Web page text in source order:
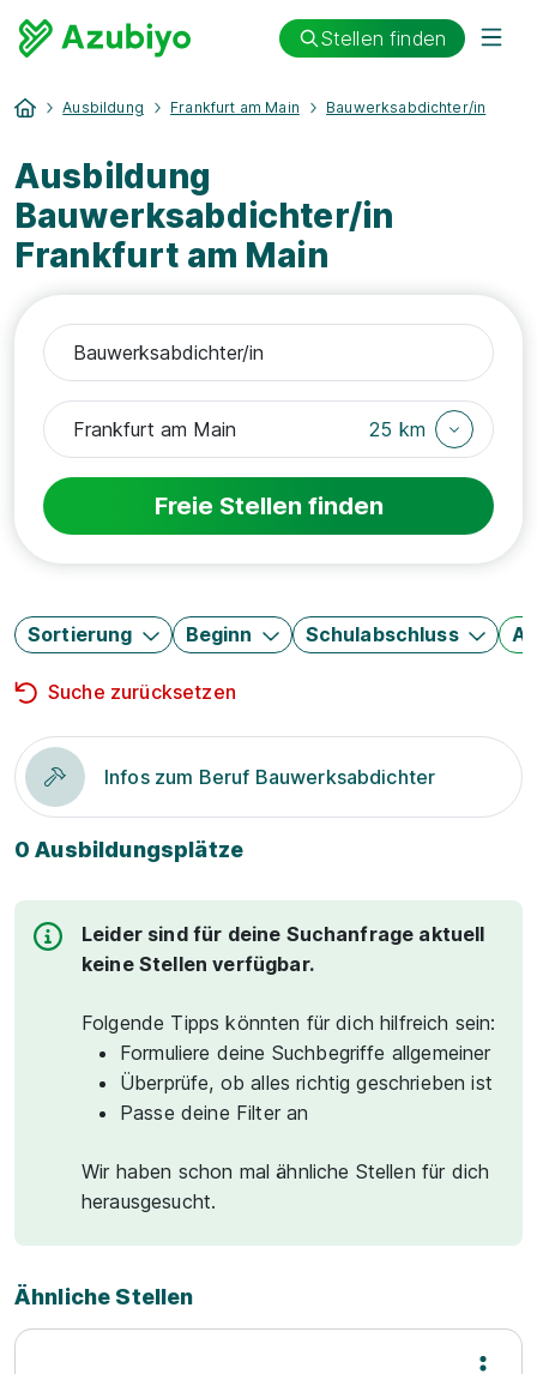
Stellen finden
Ausbildung Frankfurt am Main Bauwerksabdichter/in
Ausbildung
Bauwerksabdichter/in
Frankfurt am Main
25 km
Freie Stellen finden
Sortierung Beginn Schulabschluss
Suche zurücksetzen
Infos zum Beruf Bauwerksabdichter
0 Ausbildungsplätze
Leider sind für deine Suchanfrage aktuell
keine Stellen verfügbar.
Folgende Tipps könnten für dich hilfreich sein:
Formuliere deine Suchbegriffe allgemeiner
Überprüfe, ob alles richtig geschrieben ist
Passe deine Filter an
Wir haben schon mal ähnliche Stellen für dich
herausgesucht.
Ähnliche Stellen